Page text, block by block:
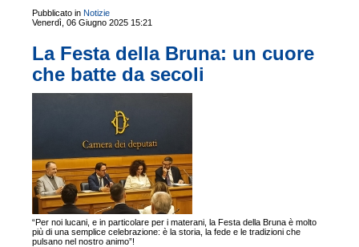
Pubblicato in Notizie
Venerdì, 06 Giugno 2025 15:21
La Festa della Bruna: un cuore
che batte da secoli
“Per noi lucani, e in particolare per i materani, la Festa della Bruna è molto
più di una semplice celebrazione: è la storia, la fede e le tradizioni che
pulsano nel nostro animo”!